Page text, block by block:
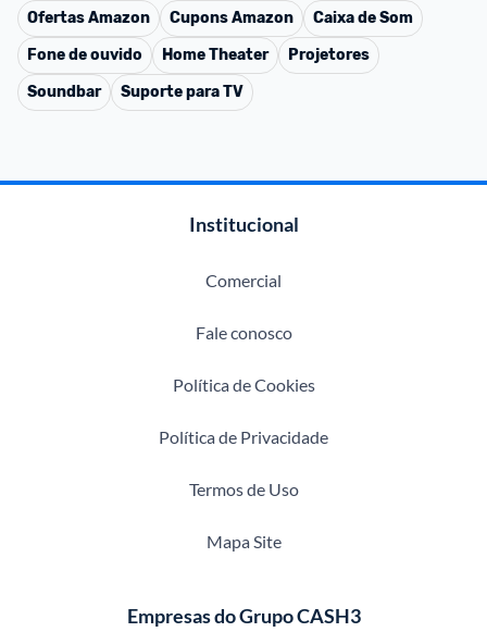
OfertasAmazon CuponsAmazon
Caixa de Som
Fone de ouvido
Home Theater
Projetores
Soundbar
Suporte para TV
Institucional
Comercial
Fale conosco
Política de Cookies
Política de Privacidade
Termos de Uso
Mapa Site
Empresas do Grupo CASH3